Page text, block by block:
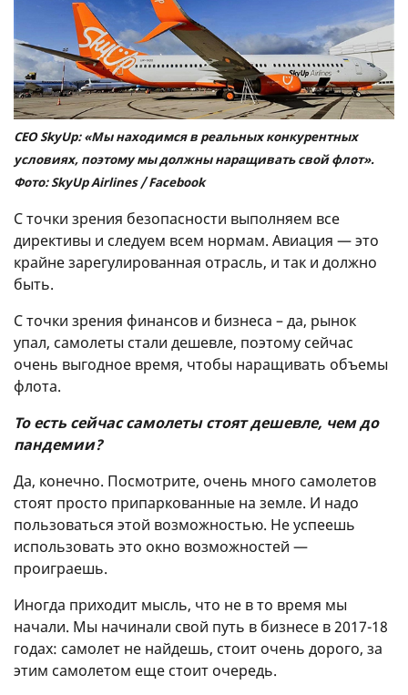
CEO SkyUp: «Мы находимся в реальных конкурентных
условиях, поэтому мы должны наращивать свой флот».
Фото: SkyUp Airlines / Facebook
С точки зрения безопасности выполняем все
директивы и следуем всем нормам. Авиация — это
крайне зарегулированная отрасль, и так и должно
быть.
С точки зрения финансов и бизнеса – да, рынок
упал, самолеты стали дешевле, поэтому сейчас
очень выгодное время, чтобы наращивать объемы
флота.
То есть сейчас самолеты стоят дешевле, чем до
пандемии?
Да, конечно. Посмотрите, очень много самолетов
стоят просто припаркованные на земле. И надо
пользоваться этой возможностью. Не успеешь
использовать это окно возможностей —
проиграешь.
Иногда приходит мысль, что не в то время мы
начали. Мы начинали свой путь в бизнесе в 2017-18
годах: самолет не найдешь, стоит очень дорого, за
этим самолетом еще стоит очередь.